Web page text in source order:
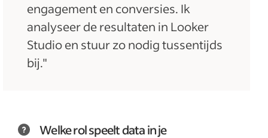
engagement en conversies. Ik
analyseer de resultaten in Looker
Studio en stuur zo nodig tussentijds
bij."
Welke rol speelt data in je